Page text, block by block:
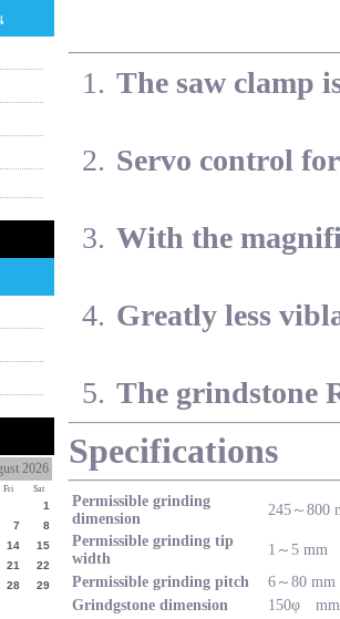
2026
Fri Sat
1
7
8
14
15
21
22
28
29
The saw clamp
Servo control
With the
Greatly less
The grindstone
Specifications
Permissible grinding
dimension
245～800
Permissible grinding tip
width
1～5 mm
Permissible grinding pitch
6～80 mm
Grindgstone dimension
150φ mm